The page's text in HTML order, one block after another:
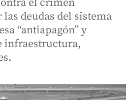
el crimen
deudas del sistema
“antiapagón” y
infraestructura,